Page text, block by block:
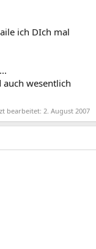
ich DIch mal
auch wesentlich
bearbeitet: 2. August 2007